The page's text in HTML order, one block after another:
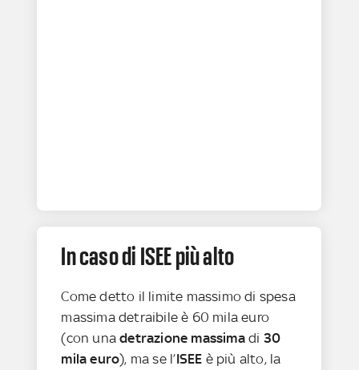
In caso di ISEE più alto
Come detto il limite massimo di spesa
massima detraibile è 60 mila euro
(con una detrazione massimadi 30
mila euro), ma se l’ISEE è più alto, la